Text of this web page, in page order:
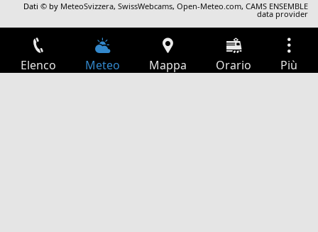
Dati © by MeteoSvizzera,SwissWebcams,Open-Meteo.com,CAMS ENSEMBLE
data provider
Elenco Meteo Mappa Orario Più